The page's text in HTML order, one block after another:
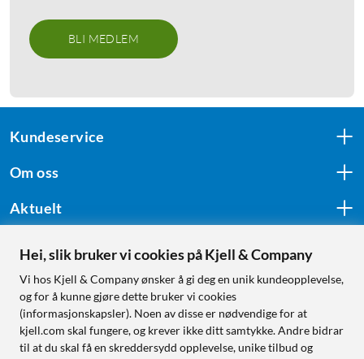
BLI MEDLEM
Kundeservice
Om oss
Aktuelt
Følg oss
Handle fra:
Hei, slik bruker vi cookies på Kjell & Company
Vi hos Kjell & Company ønsker å gi deg en unik kundeopplevelse,
og for å kunne gjøre dette bruker vi cookies
(informasjonskapsler). Noen av disse er nødvendige for at
kjell.com skal fungere, og krever ikke ditt samtykke. Andre bidrar
til at du skal få en skreddersydd opplevelse, unike tilbud og